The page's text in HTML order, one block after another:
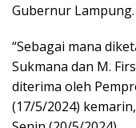
Gubernur Lampung.
“Sebagai mana
Sukmana dan M.
diterima oleh
(17/5/2024)